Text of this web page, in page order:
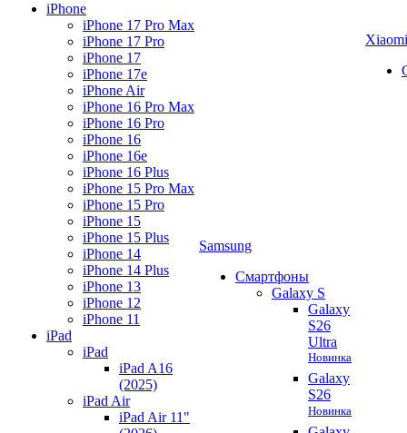
iPhone
iPhone 17 Pro Max
iPhone 17 Pro
iPhone 17
iPhone 17e
iPhone Air
iPhone 16 Pro Max
iPhone 16 Pro
iPhone 16
iPhone 16e
iPhone 16 Plus
iPhone 15 Pro Max
iPhone 15 Pro
iPhone 15
iPhone 15 Plus
iPhone 14
iPhone 14 Plus
iPhone 13
iPhone 12
iPhone 11
iPad
iPad
iPad A16
(2025)
iPad Air
iPad Air 11"
Samsung
Смартфоны
Galaxy S
Galaxy
S26
Ultra
Новинка
Galaxy
S26
Новинка
Xiaomi